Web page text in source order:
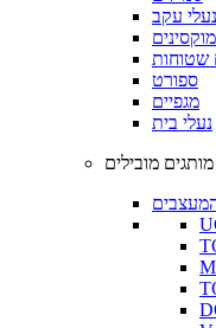
נעלי עקב
מוקסינים
שטוחות
ספורט
מגפיים
נעלי בית
מותגים מובילים